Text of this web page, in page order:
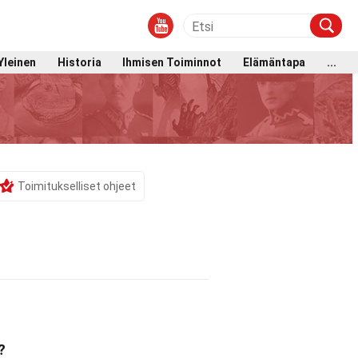
Historia Ihmisen Toiminnot Elämäntapa ...
Toimitukselliset ohjeet